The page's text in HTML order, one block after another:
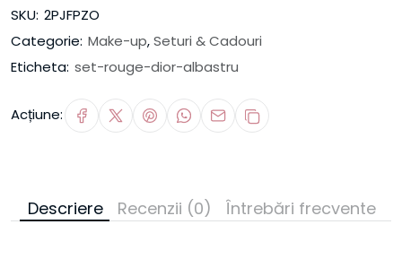
SKU: 2PJFPZO
Categorie: Make-up,Seturi & Cadouri
Eticheta: set-rouge-dior-albastru
Acțiune:
Descriere Recenzii (0) Întrebări frecvente